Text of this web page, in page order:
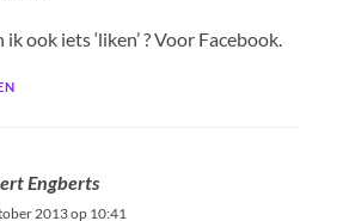
ook iets ‘liken’ ? Voor Facebook.
Engberts
2013 op 10:41